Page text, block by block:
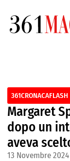
361CRONACAFLASH
Margaret
dopo un
aveva
13 Novembre 2024